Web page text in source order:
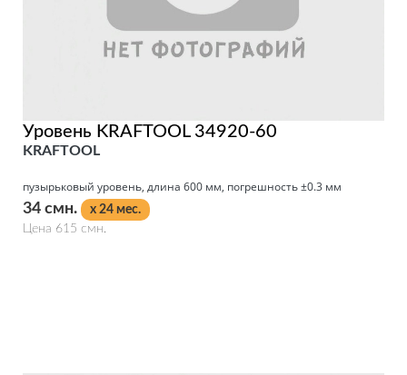
Уровень KRAFTOOL 34920-60
KRAFTOOL
пузырьковый уровень, длина 600 мм, погрешность ±0.3 мм
34 смн.
x 24 мес.
Цена 615 смн.